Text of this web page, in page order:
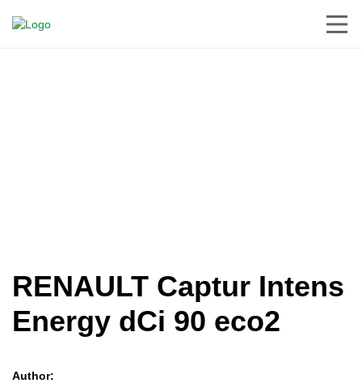
Inicio
RENAULT Captur Intens
Energy dCi 90 eco2
Author: